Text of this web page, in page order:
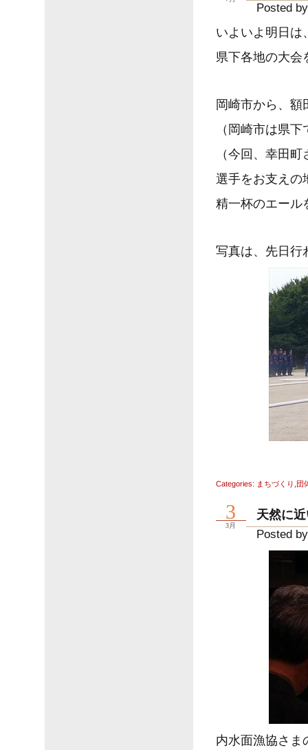
Posted
いよいよ明日は
県下各地の大会
岡崎市から、額
（岡崎市は県
（今回、幸田
選手をお支えの
精一杯のエール
写真は、先日行
Categories: まちづくり 団
天然に
Posted
内水面漁協さま
3
3月